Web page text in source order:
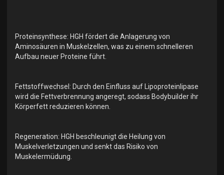
Proteinsynthese: HGH fördert die Anlagerung von
Aminosäuren in Muskelzellen, was zu einem schnelleren
Aufbau neuer Proteine führt.
Fettstoffwechsel: Durch den Einfluss auf Lipoproteinlipase
wird die Fettverbrennung angeregt, sodass Bodybuilder ihr
Körperfett reduzieren können.
Regeneration: HGH beschleunigt die Heilung von
Muskelverletzungen und senkt das Risiko von
Muskelermüdung.